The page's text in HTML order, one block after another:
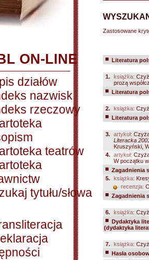
ON-LINE
działów
nazwisk
rzeczowy
teatrów
tytułu/słowa
Zastosowane
Literatura
1. książka:
prozą
Literatura
2. książka:
Literatura
3. artykuł:
Literacka
Kruszyński,
4. artykuł:
W początku
Zagadnienia
5. książka:
recenzja:
Zagadnienia
6. książka:
Dydaktyka
(dydaktyka
7. książka:
Hasła